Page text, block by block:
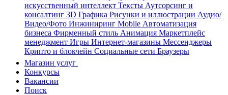
искусственный интеллект Тексты Аутсорсинг и
консалтинг 3D Графика Рисунки и иллюстрации Аудио/
Видео/Фото Инжиниринг Mobile Автоматизация
бизнеса Фирменный стиль Анимация Маркетплейс
менеджмент Игры Интернет-магазины Мессенджеры
Крипто и блокчейн Социальные сети Браузеры
Магазин услуг
Конкурсы
Вакансии
Поиск